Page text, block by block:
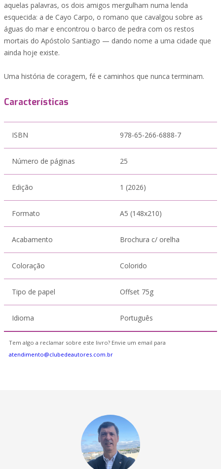
aquelas palavras, os dois amigos mergulham numa lenda
esquecida: a de Cayo Carpo, o romano que cavalgou sobre as
águas do mar e encontrou o barco de pedra com os restos
mortais do Apóstolo Santiago — dando nome a uma cidade que
ainda hoje existe.
Uma história de coragem, fé e caminhos que nunca terminam.
Características
ISBN 978-65-266-6888-7
Número de páginas 25
Edição 1 (2026)
Formato A5 (148x210)
Acabamento Brochura c/ orelha
Coloração Colorido
Tipo de papel Offset 75g
Idioma Português
Tem algo a reclamar sobre este livro? Envie um email para
atendimento@clubedeautores.com.br